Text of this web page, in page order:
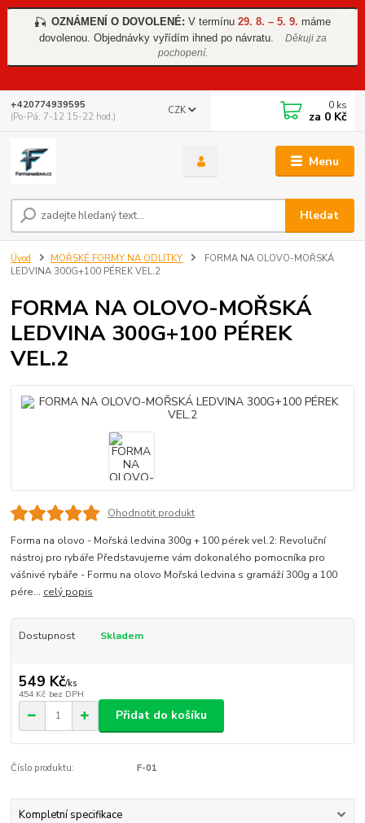
🎣 OZNÁMENÍ O DOVOLENÉ: V termínu 29. 8. – 5. 9. máme
dovolenou. Objednávky vyřídím ihned po návratu.
Děkuji za
pochopení.
Menu
CZK
Hledat
+420774939595
(Po-Pá, 7-12 15-22 hod.)
0 ks
za 0 Kč
Úvod MOŘSKÉ FORMY NA ODLITKY
FORMA NA OLOVO-MOŘSKÁ
LEDVINA 300G+100 PÉREK VEL.2
FORMA NA OLOVO-MOŘSKÁ
LEDVINA 300G+100 PÉREK
VEL.2
Ohodnotit produkt
Forma na olovo - Mořská ledvina 300g + 100 pérek vel.2: Revoluční
nástroj pro rybáře Představujeme vám dokonalého pomocníka pro
vášnivé rybáře - Formu na olovo Mořská ledvina s gramáží 300g a 100
pére... celý popis
Dostupnost Skladem
549 Kč/ks
454 Kč bez DPH
Přidat do košíku
Číslo produktu: F-01
Kompletní specifikace